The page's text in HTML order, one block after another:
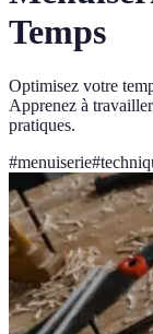
Temps
Optimisez votre
Apprenez à
pratiques.
#menuiserie#